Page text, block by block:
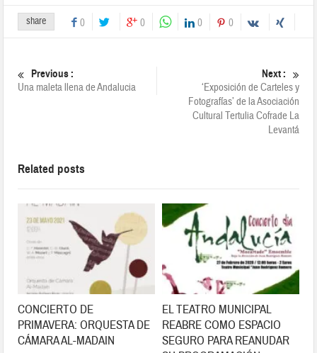
share 0 0 0 0
Previous :
Una maleta llena de Andalucia
Next :
‘Exposición de Carteles y
Fotografías’ de la Asociación
Cultural Tertulia Cofrade La
Levantá
Related posts
CONCIERTO DE
PRIMAVERA: ORQUESTA DE
CÁMARA AL-MADAIN
EL TEATRO MUNICIPAL
REABRE COMO ESPACIO
SEGURO PARA REANUDAR